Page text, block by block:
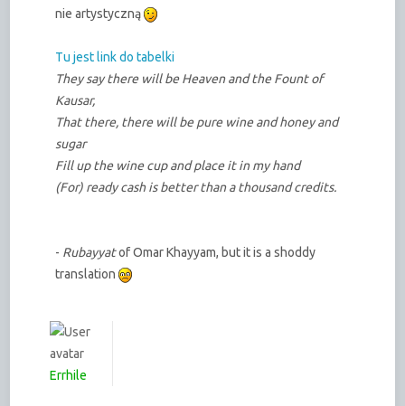
nie artystyczną
Tu jest link do tabelki
They say there will be Heaven and the Fount of
Kausar,
That there, there will be pure wine and honey and
sugar
Fill up the wine cup and place it in my hand
(For) ready cash is better than a thousand credits.
- Rubayyatof Omar Khayyam, but it is a shoddy
translation
Errhile